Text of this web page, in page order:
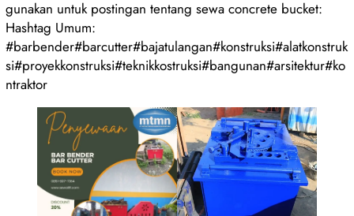
gunakan untuk postingan tentang sewa concrete bucket:
Hashtag Umum:
#barbender#barcutter#bajatulangan#konstruksi#alatkonstruk
si#proyekkonstruksi#teknikkostruksi#bangunan#arsitektur#ko
ntraktor